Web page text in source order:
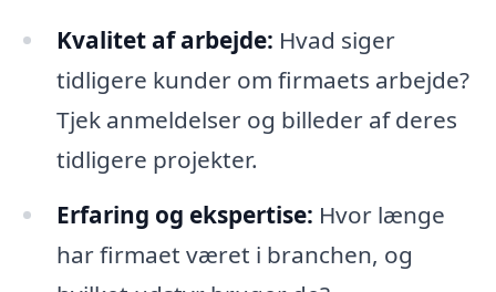
Kvalitet af arbejde: Hvad siger
tidligere kunder om firmaets arbejde?
Tjek anmeldelser og billeder af deres
tidligere projekter.
Erfaring og ekspertise: Hvor længe
har firmaet været i branchen, og